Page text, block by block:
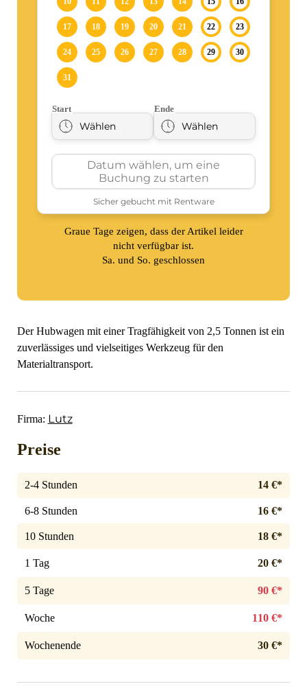
Graue Tage zeigen, dass der Artikel leider
nicht verfügbar ist.
Sa. und So. geschlossen
Der Hubwagen mit einer Tragfähigkeit von 2,5 Tonnen ist ein
zuverlässiges und vielseitiges Werkzeug für den
Materialtransport.
Firma: Lutz
Preise
2-4 Stunden 14 €*
6-8 Stunden 16 €*
10 Stunden 18 €*
1 Tag 20 €*
5 Tage 90 €*
Woche 110 €*
Wochenende 30 €*